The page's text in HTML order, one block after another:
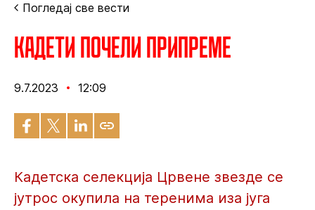
Погледај све вести
Кадети почели припреме
9.7.2023 12:09
Кадетска селекција Црвене звезде се
јутрос окупила на теренима иза југа